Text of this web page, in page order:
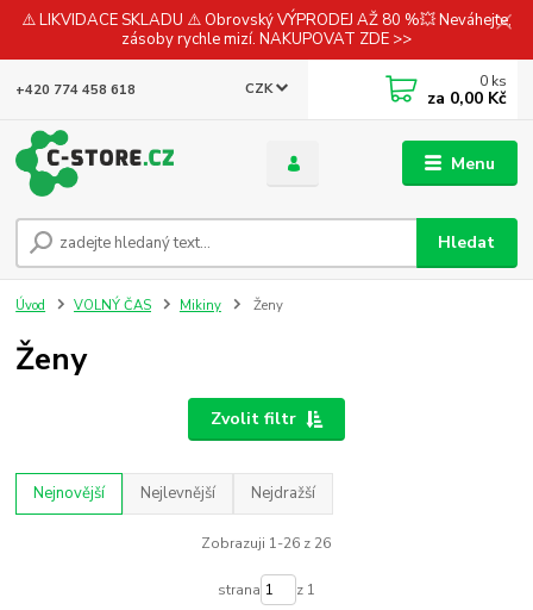
⚠️ LIKVIDACE SKLADU ⚠️ Obrovský VÝPRODEJ AŽ 80 %💥 Neváhejte,
zásoby rychle mizí. NAKUPOVAT ZDE >>
Menu
CZK
Hledat
+420 774 458 618 0 ks
za 0,00 Kč
Úvod VOLNÝ ČAS Mikiny Ženy
Ženy
Zvolit filtr
Nejnovější Nejlevnější Nejdražší
Zobrazuji 1-26 z 26
strana z 1